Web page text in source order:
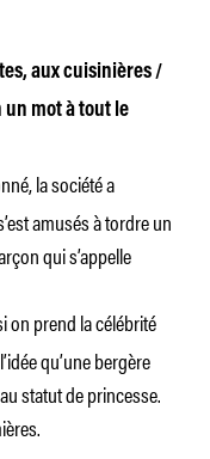
aux cuisinières /
mot à tout le
la société a
amusés à tordre un
qui s’appelle
on prend la célébrité
qu’une bergère
statut de princesse.